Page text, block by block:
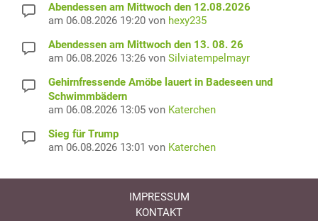
Abendessen am Mittwoch den 12.08.2026
am 06.08.2026 19:20 von hexy235
Abendessen am Mittwoch den 13. 08. 26
am 06.08.2026 13:26 von Silviatempelmayr
Gehirnfressende Amöbe lauert in Badeseen und
Schwimmbädern
am 06.08.2026 13:05 von Katerchen
Sieg für Trump
am 06.08.2026 13:01 von Katerchen
IMPRESSUM
KONTAKT